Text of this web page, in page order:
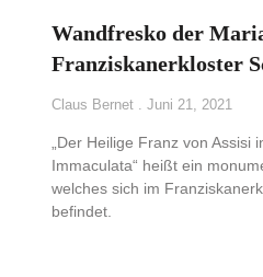
Wandfresko der
Franziskanerkloster
Claus Bernet Juni 21, 2021
„Der Heilige Franz von Assisi
Immaculata“ heißt ein
welches sich im
befindet.